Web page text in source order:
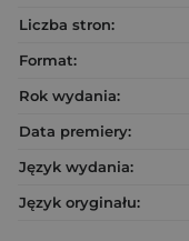
Liczba stron:
Format:
Rok wydania:
Data premiery:
Język wydania:
Język oryginału: